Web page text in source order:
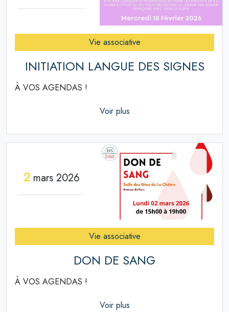
Vie associative
INITIATION LANGUE DES SIGNES
À VOS AGENDAS !
Voir plus
2mars 2026
Vie associative
DON DE SANG
À VOS AGENDAS !
Voir plus